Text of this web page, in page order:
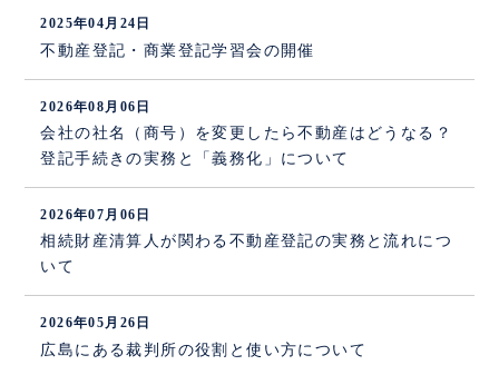
2025年04月24日
不動産登記・商業登記学習会の開催
2026年08月06日
会社の社名（商号）を変更したら不動産はどうなる？
登記手続きの実務と「義務化」について
2026年07月06日
相続財産清算人が関わる不動産登記の実務と流れにつ
いて
2026年05月26日
広島にある裁判所の役割と使い方について